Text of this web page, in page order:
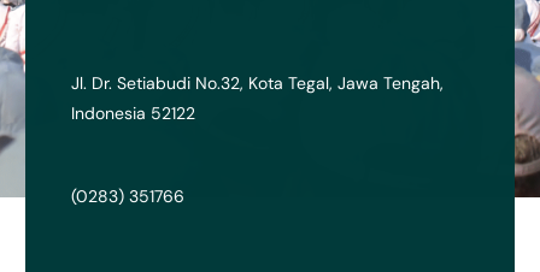
Jl. Dr. Setiabudi No.32, Kota Tegal, Jawa Tengah,
Indonesia 52122
(0283) 351766